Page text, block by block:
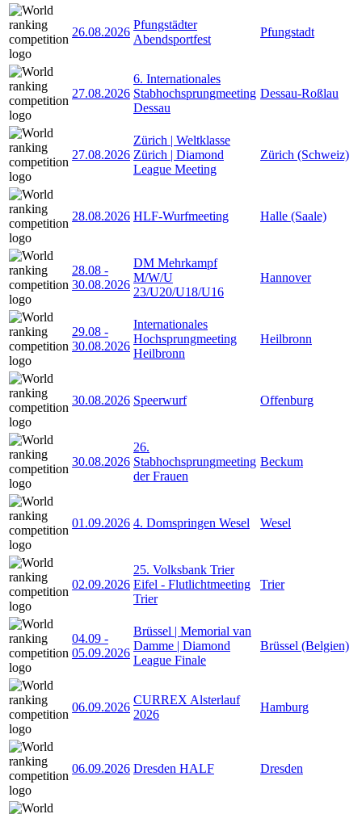
26.08.2026
Pfungstädter
Abendsportfest
Pfungstadt
27.08.2026
6. Internationales
Stabhochsprungmeeting
Dessau
Dessau-Roßlau
27.08.2026
Zürich | Weltklasse
Zürich | Diamond
League Meeting
Zürich (Schweiz)
28.08.2026 HLF-Wurfmeeting Halle (Saale)
28.08 -
30.08.2026
DM Mehrkampf
M/W/U
23/U20/U18/U16
Hannover
29.08 -
30.08.2026
Internationales
Hochsprungmeeting
Heilbronn
Heilbronn
30.08.2026 Speerwurf Offenburg
30.08.2026
26.
Stabhochsprungmeeting
der Frauen
Beckum
01.09.2026 4. Domspringen Wesel Wesel
02.09.2026
25. Volksbank Trier
Eifel - Flutlichtmeeting
Trier
Trier
04.09 -
05.09.2026
Brüssel | Memorial van
Damme | Diamond
League Finale
Brüssel (Belgien)
06.09.2026
CURREX Alsterlauf
2026
Hamburg
06.09.2026 Dresden HALF Dresden